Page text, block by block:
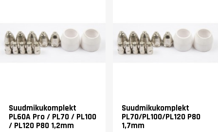
Suudmikukomplekt
PL60A Pro / PL70 / PL100
/ PL120 P80 1,2mm
Suudmikukomplekt
PL70/PL100/PL120 P80
1,7mm